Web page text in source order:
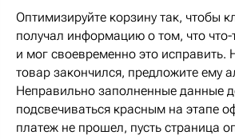
Оптимизируйте корзину так, чтобы
получал информацию о том, что
и мог своевременно это исправить.
товар закончился, предложите ему
Неправильно заполненные данные
подсвечиваться красным на этапе
платеж не прошел, пусть страница